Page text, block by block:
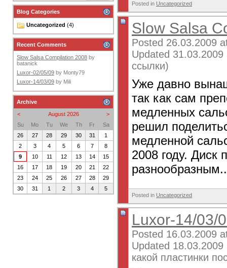
Posted in Uncategorized
Slow Salsa
Posted 26.03.2009
Updated 31.03.2009
ссылки)
Уже давно
так как сам
медленных
решил
медленной
2008 году. Диск
Posted in Uncategorized
Luxor-14/03/
Posted 16.03.2009
Updated
какой пластинки
Blog Categories
Uncategorized (4)
Recent Comments
Slow Salsa Compilation 2008 by
batanick
Luxor-02/05/09 by Monty79
Luxor-14/03/09 by Mili
Archive
<
>
August 2026
Su
Mo Tu We Th Fr
Sa
26
27 28 29 30 31
1
2
3 4 5 6 7
8
9
10 11 12 13 14
15
16
17 18 19 20 21
22
23
24 25 26 27 28
29
30
31 1 2 3 4 5